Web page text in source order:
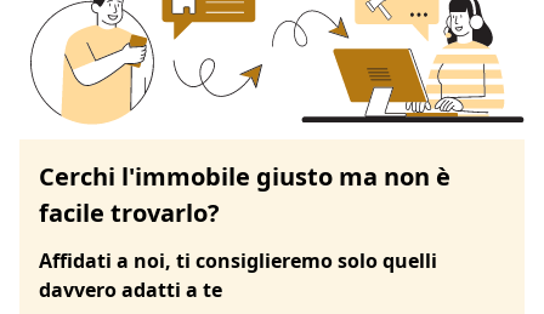
Cerchi l'immobile giusto ma non è
facile trovarlo?
Affidati a noi, ti consiglieremo solo quelli
davvero adatti a te